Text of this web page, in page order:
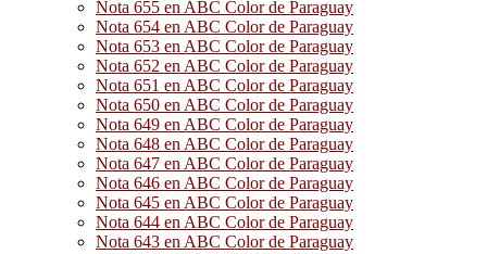
Nota 655 en ABC Color de Paraguay
Nota 654 en ABC Color de Paraguay
Nota 653 en ABC Color de Paraguay
Nota 652 en ABC Color de Paraguay
Nota 651 en ABC Color de Paraguay
Nota 650 en ABC Color de Paraguay
Nota 649 en ABC Color de Paraguay
Nota 648 en ABC Color de Paraguay
Nota 647 en ABC Color de Paraguay
Nota 646 en ABC Color de Paraguay
Nota 645 en ABC Color de Paraguay
Nota 644 en ABC Color de Paraguay
Nota 643 en ABC Color de Paraguay